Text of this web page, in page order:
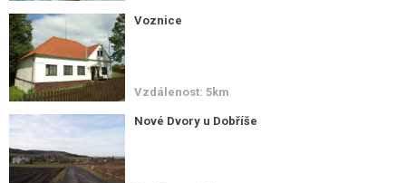
Voznice
Vzdálenost: 5km
Nové Dvory u Dobříše